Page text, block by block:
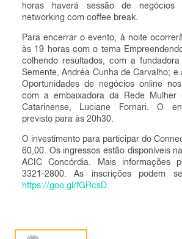
horas haverá sessão de
networking com coffee break.
Para encerrar o evento, à noite
às 19 horas com o tema
colhendo resultados, com a
Semente, Andréa Cunha de Carvalho; e
Oportunidades de negócios online
com a embaixadora da Rede Mulher
Catarinense, Luciane Fornari. O
previsto para às 20h30.
O investimento para participar do
60,00. Os ingressos estão disponíveis
ACIC Concórdia. Mais informações
3321-2800. As inscrições podem
https://goo.gl/fGRcsD.